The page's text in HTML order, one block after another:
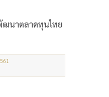
นาตลาดทุนไทย